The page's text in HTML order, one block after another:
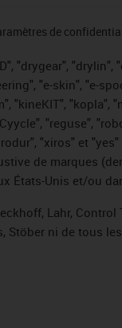
de
"drygear",
"e-skin", "e-
"kineKIT",
"reguse",
"xiros" et
de marques
États-Unis et/ou
Lahr, Control
Stöber ni de tous